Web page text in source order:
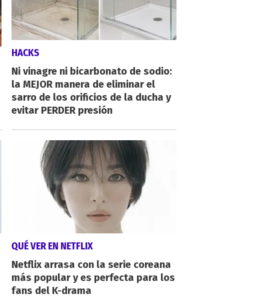
HACKS
Ni vinagre ni bicarbonato de sodio:
la MEJOR manera de eliminar el
sarro de los orificios de la ducha y
evitar PERDER presión
QUÉ VER EN NETFLIX
Netflix arrasa con la serie coreana
más popular y es perfecta para los
fans del K-drama